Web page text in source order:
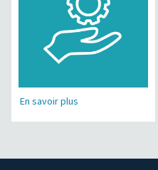
En savoir plus